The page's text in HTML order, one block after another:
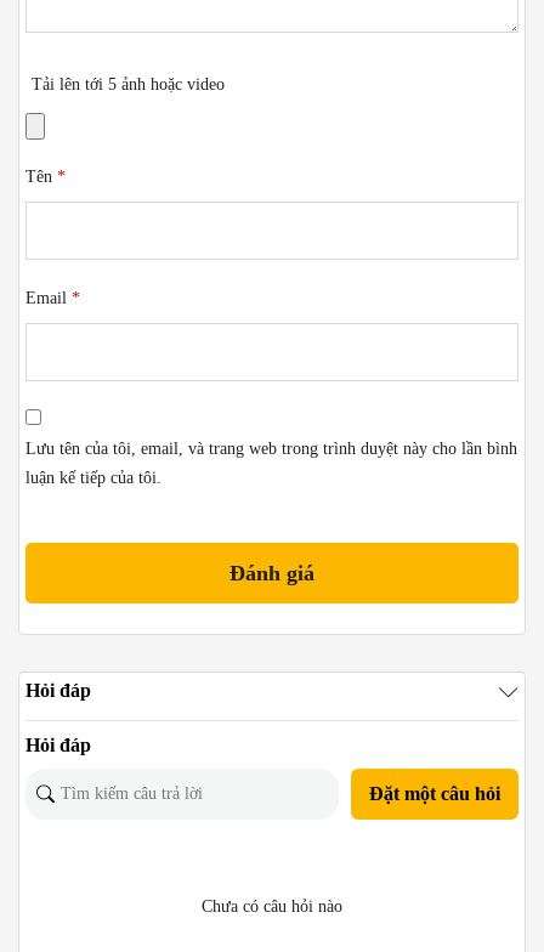
Tải lên tới 5 ảnh hoặc video
Tên *
Email *
Lưu tên của tôi, email, và trang web trong trình duyệt này cho lần bình
luận kế tiếp của tôi.
Hỏi đáp
Hỏi đáp
Đặt một câu hỏi
Chưa có câu hỏi nào